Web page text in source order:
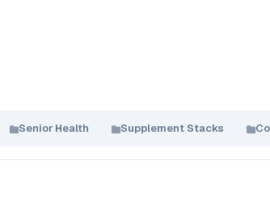
Senior Health Supplement Stacks